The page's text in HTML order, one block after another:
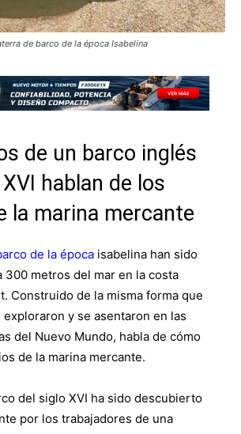
de barco de la época Isabelina
de un barco inglés
hablan de los
la marina mercante
de la época isabelina han sido
300 metros del mar en la costa
Construido de la misma forma que
y se asentaron en las
del Nuevo Mundo, habla de cómo
de la marina mercante.
del siglo XVI ha sido descubierto
por los trabajadores de una